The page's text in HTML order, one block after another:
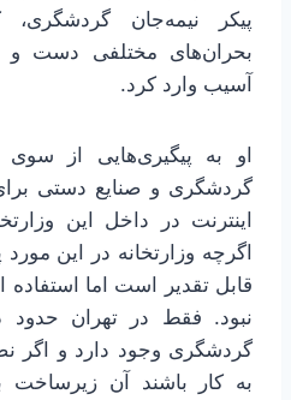
پیکر نیمه‌جان
بحران‌های مختلفی دست و
آسیب وارد کرد.
او به پیگیری‌هایی از
گردشگری و صنایع دستی
اینترنت در داخل این
اگرچه وزارتخانه در این
قابل تقدیر است اما استفاده
نبود. فقط در تهران
گردشگری وجود دارد و اگر
به کار باشند آن زیرساخت